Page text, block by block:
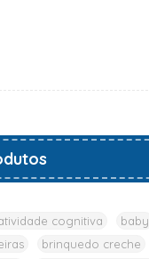
cognitiva baby
brinquedo creche